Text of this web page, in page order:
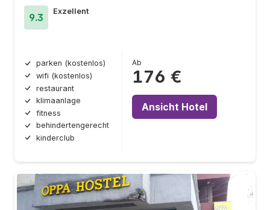
9.3
Exzellent
parken (kostenlos)
wifi (kostenlos)
restaurant
klimaanlage
fitness
behindertengerecht
kinderclub
Ab
176 €
Ansicht Hotel